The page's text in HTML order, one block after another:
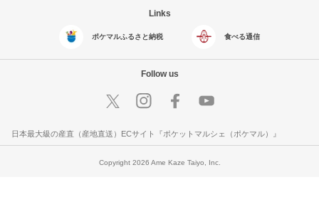
Links
ポケマルふるさと納税 食べる通信
Follow us
日本最大級の産直（産地直送）ECサイト『ポケットマルシェ（ポケマル）』
Copyright 2026 Ame Kaze Taiyo, Inc.